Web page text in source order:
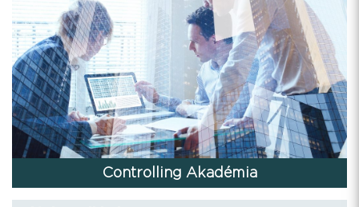
Controlling Akadémia